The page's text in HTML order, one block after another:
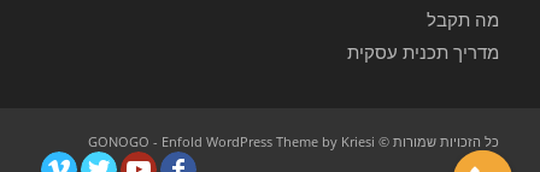
מה תקבל
מדריך תכנית עסקית
כל הזכויות שמורות © GONOGO - Enfold WordPress Theme by Kriesi